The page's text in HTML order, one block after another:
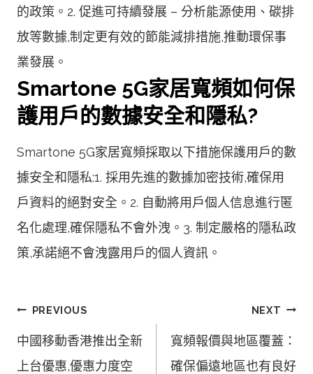
的政策。2. 促進可持續發展 – 分析能源使用、碳排
放等數據,制定更有效的節能減排措施,推動環保事
業發展。
Smartone 5G家居寬頻如何保
護用戶的數據安全和隱私?
Smartone 5G家居寬頻採取以下措施保護用戶的數
據安全和隱私:1. 採用先進的數據加密技術,確保用
戶資料的絕對安全。2. 自動將用戶個人信息進行匿
名化處理,確保隱私不會外洩。3. 制定嚴格的隱私政
策,承諾絕不會洩露用戶的個人資訊。
文
章
PREVIOUS
中國移動香港推出全新
上台優惠,優惠力度空
NEXT
寬頻報價與地區覆蓋：
確保偏遠地區也有良好